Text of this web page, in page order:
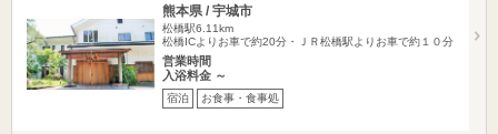
熊本県 / 宇城市
松橋駅6.11km
松橋ICよりお車で約20分・ＪＲ松橋駅よりお車で約１０分
営業時間
入浴料金 ～
宿泊 お食事・食事処